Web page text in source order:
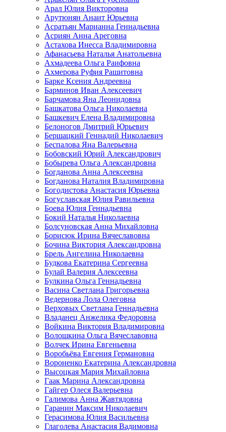
Арал Юлия Викторовна
Арутюнян Анаит Юрьевна
Асратьян Марианна Геннадьевна
Асриян Анна Ареговна
Астахова Инесса Владимировна
Афанасьева Наталья Анатольевна
Ахмадеева Ольга Раифовна
Ахмерова Руфия Рашитовна
Барке Ксения Андреевна
Барминов Иван Алексеевич
Барчамова Яна Леонидовна
Башкатова Ольга Николаевна
Башкевич Елена Владимировна
Белоногов Дмитрий Юрьевич
Бершацкий Геннадий Николаевич
Беспалова Яна Валерьевна
Бобовский Юрий Александрович
Бобырева Ольга Александровна
Богданова Анна Алексеевна
Богданова Наталия Владимировна
Богодистова Анастасия Юрьевна
Богуславская Юлия Равильевна
Боева Юлия Геннадьевна
Бокий Наталья Николаевна
Болсуновская Анна Михайловна
Борисюк Ирина Вячеславовна
Бочина Виктория Александровна
Брель Ангелина Николаевна
Будкова Екатерина Сергеевна
Булай Валерия Алексеевна
Булкина Ольга Геннадьевна
Васина Светлана Григорьевна
Ведернова Лола Олеговна
Верховых Светлана Геннадьевна
Владанец Анжелика Федоровна
Войкина Виктория Владимировна
Волошкина Ольга Вячеславовна
Волчек Ирина Евгеньевна
Воробьёва Евгения Германовна
Вороненко Екатерина Александровна
Высоцкая Мария Михайловна
Гаак Марина Александровна
Гайгер Олеся Валерьевна
Галимова Анна Жавтядовна
Гаранин Максим Николаевич
Герасимова Юлия Васильевна
Глаголева Анастасия Вадимовна